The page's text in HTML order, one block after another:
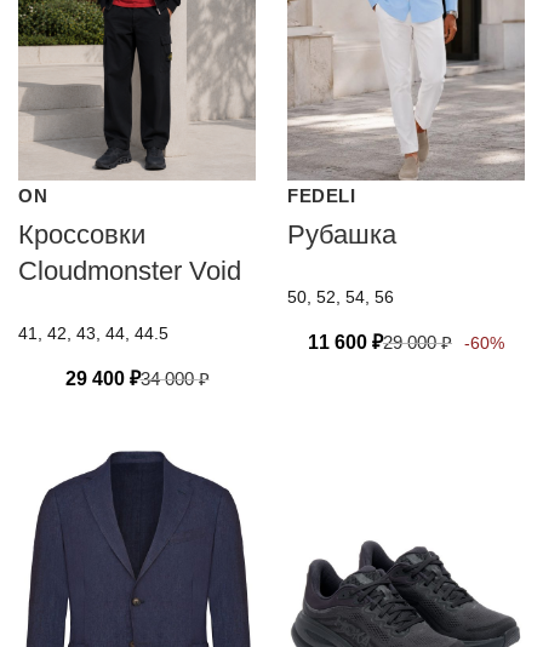
ON
Кроссовки
Cloudmonster Void
41, 42, 43, 44, 44.5
29 400 ₽34 000₽
FEDELI
Рубашка
50, 52, 54, 56
11 600 ₽29 000₽ -60%